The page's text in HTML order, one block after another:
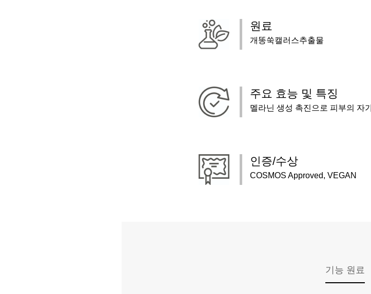
원료
개똥쑥캘러스추출물
주요 효능 및 특징
멜라닌 생성 촉진으로 피부의 자
인증/수상
COSMOS Approved, VEGAN
기능 원료